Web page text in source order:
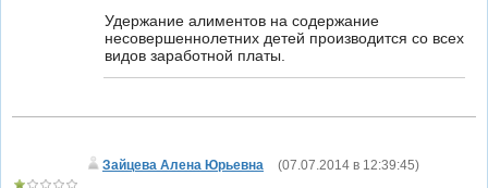
Удержание алиментов на содержание
несовершеннолетних детей производится со всех
видов заработной платы.
Зайцева Алена Юрьевна (07.07.2014 в 12:39:45)